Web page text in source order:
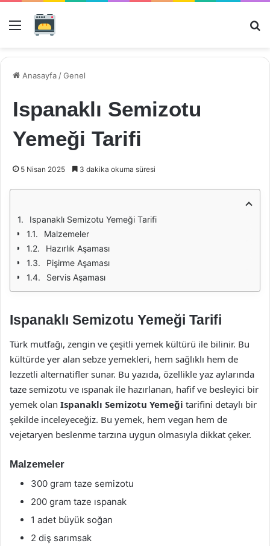
Menü
Anasayfa /Genel
Ispanaklı Semizotu
Yemeği Tarifi
5 Nisan 2025 3 dakika okuma süresi
Ispanaklı Semizotu Yemeği Tarifi
Malzemeler
Hazırlık Aşaması
Pişirme Aşaması
Servis Aşaması
Ispanaklı Semizotu Yemeği Tarifi
Türk mutfağı, zengin ve çeşitli yemek kültürü ile bilinir. Bu
kültürde yer alan sebze yemekleri, hem sağlıklı hem de
lezzetli alternatifler sunar. Bu yazıda, özellikle yaz aylarında
taze semizotu ve ıspanak ile hazırlanan, hafif ve besleyici bir
yemek olan Ispanaklı Semizotu Yemeği tarifini detaylı bir
şekilde inceleyeceğiz. Bu yemek, hem vegan hem de
vejetaryen beslenme tarzına uygun olmasıyla dikkat çeker.
Malzemeler
300 gram taze semizotu
200 gram taze ıspanak
1 adet büyük soğan
2 diş sarımsak